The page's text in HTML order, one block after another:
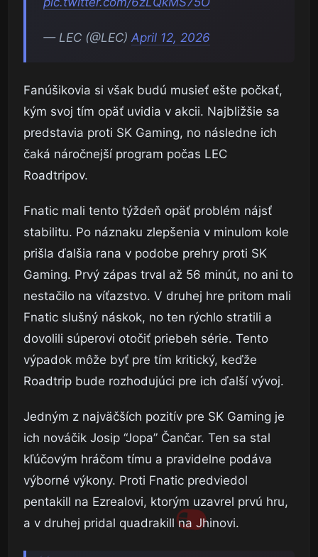
— LEC (@LEC) April 12, 2026
Fanúšikovia si však budú musieť ešte počkať,
kým svoj tím opäť uvidia v akcii. Najbližšie sa
predstavia proti SK Gaming, no následne ich
čaká náročnejší program počas LEC
Roadtripov.
Fnatic mali tento týždeň opäť problém nájsť
stabilitu. Po náznaku zlepšenia v minulom kole
prišla ďalšia rana v podobe prehry proti SK
Gaming. Prvý zápas trval až 56 minút, no ani to
nestačilo na víťazstvo. V druhej hre pritom mali
Fnatic slušný náskok, no ten rýchlo stratili a
dovolili súperovi otočiť priebeh série. Tento
výpadok môže byť pre tím kritický, keďže
Roadtrip bude rozhodujúci pre ich ďalší vývoj.
Jedným z najväčších pozitív pre SK Gaming je
ich nováčik Josip “Jopa” Čančar. Ten sa stal
kľúčovým hráčom tímu a pravidelne podáva
výborné výkony. Proti Fnatic predviedol
pentakill na Ezrealovi, ktorým uzavrel prvú hru,
a v druhej pridal quadrakill na Jhinovi.